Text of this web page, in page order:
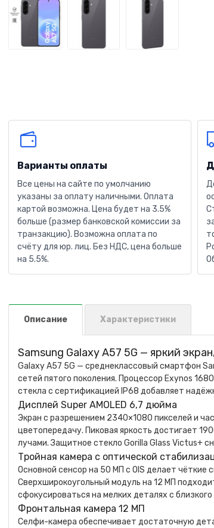
Варианты оплаты
Все цены на сайте по умолчанию
указаны за оплату наличными. Оплата
картой возможна. Цена будет на 3.5%
больше (размер банковской комиссии за
транзакцию). Возможна оплата по
счёту для юр. лиц. Без НДС, цена больше
на 5.5%.
Описание Характеристики
Samsung Galaxy A57 5G — яркий
Galaxy A57 5G — среднеклассовый смартфон
сетей пятого поколения. Процессор Exynos
стекла с сертификацией IP68 добавляет
Дисплей Super AMOLED 6,7 дюйма
Экран с разрешением 2340×1080 пикселей и
цветопередачу. Пиковая яркость достигает
лучами. Защитное стекло Gorilla Glass Victus+
Тройная камера с оптической
Основной сенсор на 50 МП с OIS делает
Сверхширокоугольный модуль на 12 МП
сфокусироваться на мелких деталях с
Фронтальная камера 12 МП
Селфи-камера обеспечивает достаточную